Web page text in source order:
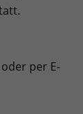
per E-